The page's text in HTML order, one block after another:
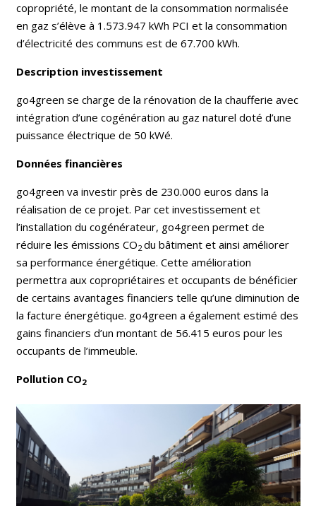
copropriété, le montant de la consommation normalisée
en gaz s’élève à 1.573.947 kWh PCI et la consommation
d’électricité des communs est de 67.700 kWh.
Description investissement
go4green se charge de la rénovation de la chaufferie avec
intégration d’une cogénération au gaz naturel doté d’une
puissance électrique de 50 kWé.
Données financières
go4green va investir près de 230.000 euros dans la
réalisation de ce projet. Par cet investissement et
l’installation du cogénérateur, go4green permet de
réduire les émissions CO2du bâtiment et ainsi améliorer
sa performance énergétique. Cette amélioration
permettra aux copropriétaires et occupants de bénéficier
de certains avantages financiers telle qu’une diminution de
la facture énergétique. go4green a également estimé des
gains financiers d’un montant de 56.415 euros pour les
occupants de l’immeuble.
Pollution CO2